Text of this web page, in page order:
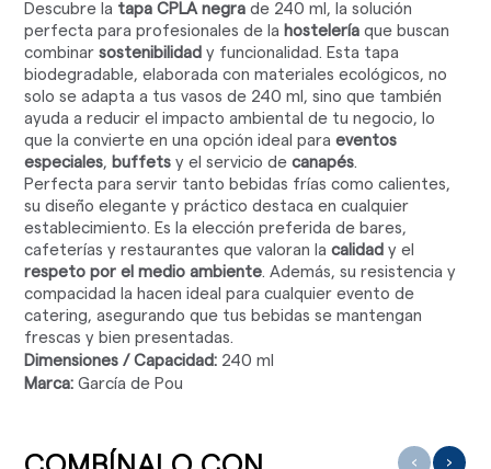
Descubre la tapa CPLA negra de 240 ml, la solución
perfecta para profesionales de la hostelería que buscan
combinarsostenibilidad y funcionalidad. Esta tapa
biodegradable, elaborada con materiales ecológicos, no
solo se adapta a tus vasos de 240 ml, sino que también
ayuda a reducir el impacto ambiental de tu negocio, lo
que la convierte en una opción ideal paraeventos
especiales, buffets y el servicio decanapés.
Perfecta para servir tanto bebidas frías como calientes,
su diseño elegante y práctico destaca en cualquier
establecimiento. Es la elección preferida de bares,
cafeterías y restaurantes que valoran lacalidad y el
respeto por el medio ambiente. Además, su resistencia y
compacidad la hacen ideal para cualquier evento de
catering, asegurando que tus bebidas se mantengan
frescas y bien presentadas.
Dimensiones / Capacidad: 240 ml
Marca: García de Pou
‹ ›